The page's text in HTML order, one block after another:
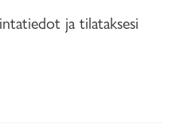
ja tilataksesi